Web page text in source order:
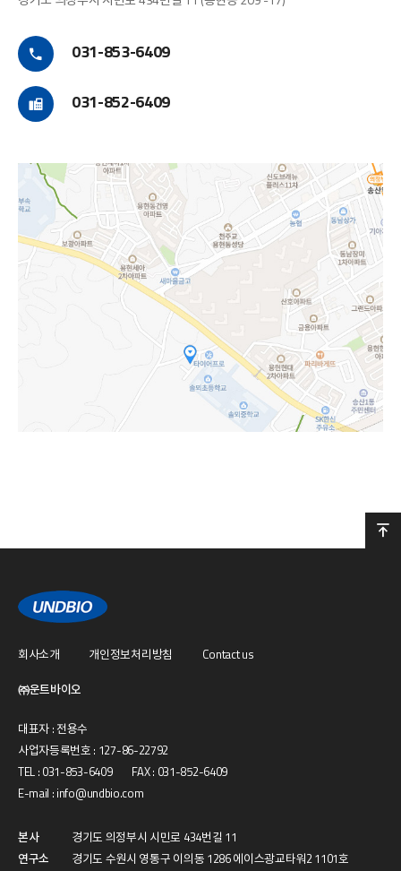
031-853-6409
031-852-6409
경기도 수원시 창룡대로256번길 91 (에이스광교타워2 , 1101호)
070-8822-6432
031-8014-2608
강원도 강릉시 사천면 과학단지로 137-66 (방동리 810-2)
-
-
회사소개 개인정보처리방침
Contact us
㈜운트바이오
대표자 : 전용수
사업자등록번호 : 127-86-22792
TEL : 031-853-6409 FAX : 031-852-6409
E-mail : info@undbio.com
본사
경기도 의정부시 시민로 434번길 11
연구소
경기도 수원시 영통구 이의동 1286 에이스광교타워2 1101호